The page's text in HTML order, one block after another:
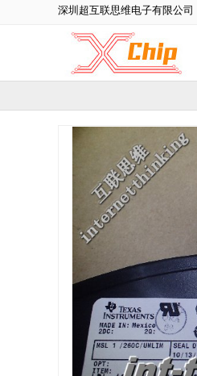
深圳超互联思维电子有限公司